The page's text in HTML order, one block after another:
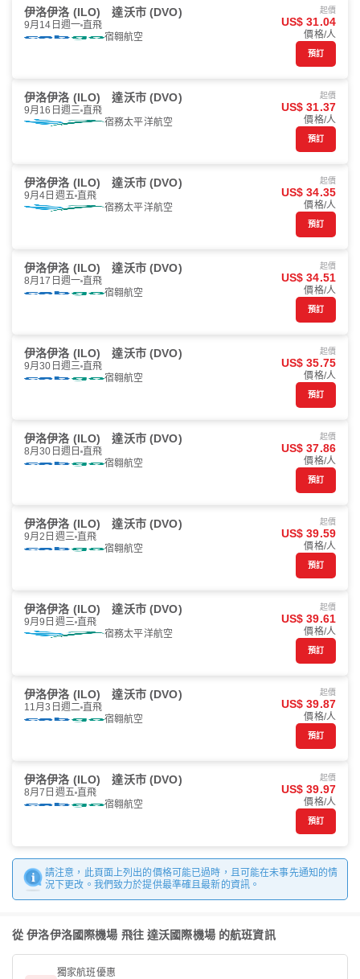
伊洛伊洛 (ILO) 達沃市 (DVO)
9月14日週一 直飛
宿翱航空
起價
US$ 31.04
價格/人
預訂
伊洛伊洛 (ILO) 達沃市 (DVO)
9月16日週三 直飛
宿務太平洋航空
起價
US$ 31.37
價格/人
預訂
伊洛伊洛 (ILO) 達沃市 (DVO)
9月4日週五 直飛
宿務太平洋航空
起價
US$ 34.35
價格/人
預訂
伊洛伊洛 (ILO) 達沃市 (DVO)
8月17日週一 直飛
宿翱航空
起價
US$ 34.51
價格/人
預訂
伊洛伊洛 (ILO) 達沃市 (DVO)
9月30日週三 直飛
宿翱航空
起價
US$ 35.75
價格/人
預訂
伊洛伊洛 (ILO) 達沃市 (DVO)
8月30日週日 直飛
宿翱航空
起價
US$ 37.86
價格/人
預訂
伊洛伊洛 (ILO) 達沃市 (DVO)
9月2日週三 直飛
宿翱航空
起價
US$ 39.59
價格/人
預訂
伊洛伊洛 (ILO) 達沃市 (DVO)
9月9日週三 直飛
宿務太平洋航空
起價
US$ 39.61
價格/人
預訂
伊洛伊洛 (ILO) 達沃市 (DVO)
11月3日週二 直飛
宿翱航空
起價
US$ 39.87
價格/人
預訂
伊洛伊洛 (ILO) 達沃市 (DVO)
8月7日週五 直飛
宿翱航空
起價
US$ 39.97
價格/人
預訂
請注意，此頁面上列出的價格可能已過時，且可能在未事先通知的情
況下更改。我們致力於提供最準確且最新的資訊。
從 伊洛伊洛國際機場 飛往 達沃國際機場 的航班資訊
獨家航班優惠